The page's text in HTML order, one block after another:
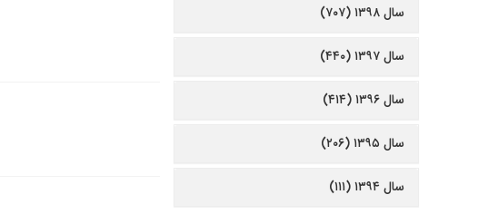
سال ۱۳۹۸ (۷۰۷)
سال ۱۳۹۷ (۴۴۰)
سال ۱۳۹۶ (۴۱۴)
سال ۱۳۹۵ (۲۰۶)
سال ۱۳۹۴ (۱۱۱)